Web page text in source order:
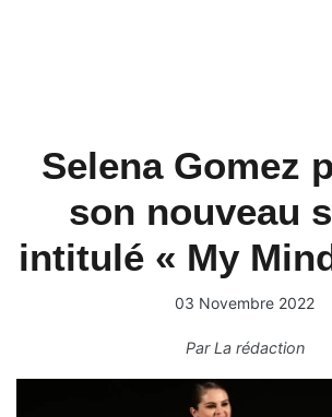
Selena Gomez
son nouveau
intitulé « My
03 Novembre 2022
ParLa rédaction